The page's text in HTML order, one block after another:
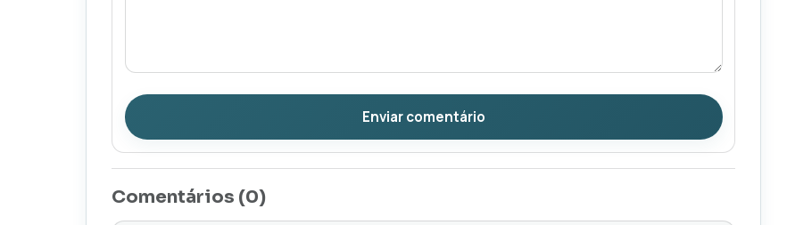
Enviar comentário
Comentários (0)